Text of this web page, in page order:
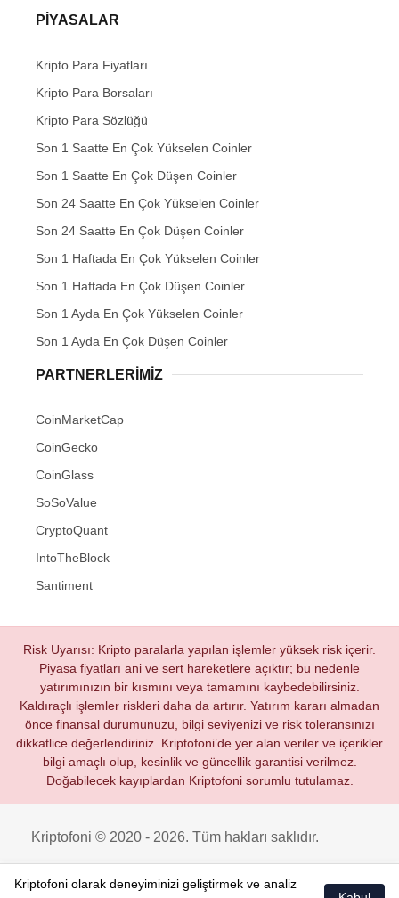
PIYASALAR
Kripto Para Fiyatları
Kripto Para Borsaları
Kripto Para Sözlüğü
Son 1 Saatte En Çok Yükselen Coinler
Son 1 Saatte En Çok Düşen Coinler
Son 24 Saatte En Çok Yükselen Coinler
Son 24 Saatte En Çok Düşen Coinler
Son 1 Haftada En Çok Yükselen Coinler
Son 1 Haftada En Çok Düşen Coinler
Son 1 Ayda En Çok Yükselen Coinler
Son 1 Ayda En Çok Düşen Coinler
PARTNERLERIMIZ
CoinMarketCap
CoinGecko
CoinGlass
SoSoValue
CryptoQuant
IntoTheBlock
Santiment
Risk Uyarısı: Kripto paralarla yapılan işlemler yüksek risk içerir.
Piyasa fiyatları ani ve sert hareketlere açıktır; bu nedenle
yatırımınızın bir kısmını veya tamamını kaybedebilirsiniz.
Kaldıraçlı işlemler riskleri daha da artırır. Yatırım kararı almadan
önce finansal durumunuzu, bilgi seviyenizi ve risk toleransınızı
dikkatlice değerlendiriniz. Kriptofoni’de yer alan veriler ve içerikler
bilgi amaçlı olup, kesinlik ve güncellik garantisi verilmez.
Doğabilecek kayıplardan Kriptofoni sorumlu tutulamaz.
Kriptofoni © 2020 - 2026. Tüm hakları saklıdır.
Kriptofoni olarak deneyiminizi geliştirmek ve analiz